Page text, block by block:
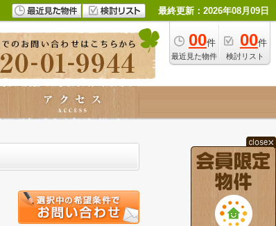
最終更新：2026年08月09日
00件
最近見た物件
00件
検討リスト